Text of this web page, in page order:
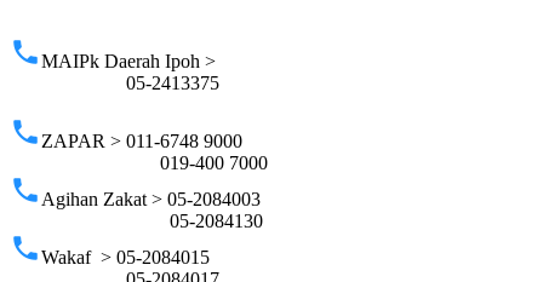
phoneMAIPk Daerah Ipoh >
05-2413375
phone ZAPAR > 011-6748 9000
019-400 7000
phone Agihan Zakat > 05-2084003
05-2084130
phoneWakaf > 05-2084015